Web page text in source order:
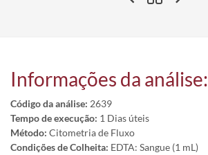
Informações da análise:
Código da análise: 2639
Tempo de execução: 1 Dias úteis
Método: Citometria de Fluxo
Condições de Colheita: EDTA: Sangue (1 mL)